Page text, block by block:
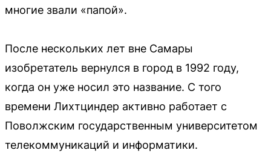
многие звали «папой».
После нескольких лет вне Самары
изобретатель вернулся в город в 1992 году,
когда он уже носил это название. С того
времени Лихтциндер активно работает с
Поволжским государственным университетом
телекоммуникаций и информатики.